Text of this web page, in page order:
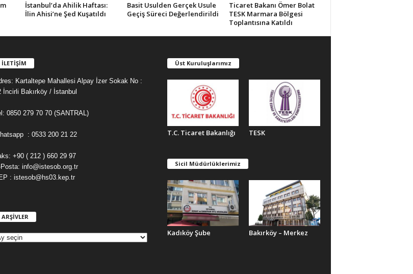
İstanbul’da Ahilik Haftası:
İlin Ahisi’ne Şed Kuşatıldı
Basit Usulden Gerçek Usule
Geçiş Süreci Değerlendirildi
Ticaret Bakanı Ömer Bolat
TESK Marmara Bölgesi
Toplantısına Katıldı
İLETİŞİM
Kartaltepe Mahallesi Alpay İzer Sokak No :
İncirli Bakırköy / İstanbul
0850 279 70 70 (SANTRAL)
: 0533 200 21 22
+90 ( 212 ) 660 29 97
Posta: info@istesob.org.tr
: istesob@hs03.kep.tr
ARŞİVLER
Üst Kuruluşlarımız
T.C. Ticaret Bakanlığı TESK
Sicil Müdürlüklerimiz
Kadıköy Şube Bakırköy – Merkez